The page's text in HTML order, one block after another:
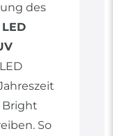
des
Bright
So